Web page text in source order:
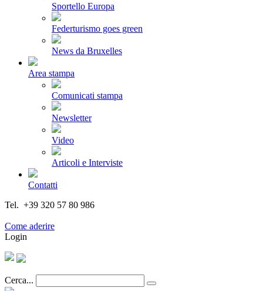
Sportello Europa
Federturismo goes green
News da Bruxelles
Area stampa
Comunicati stampa
Newsletter
Video
Articoli e Interviste
Contatti
Tel. +39 320 57 80 986
Come aderire
Login
Cerca...